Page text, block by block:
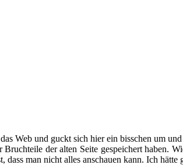
Web und guckt sich hier ein bisschen um
Bruchteile der alten Seite gespeichert haben.
dass man nicht alles anschauen kann. Ich